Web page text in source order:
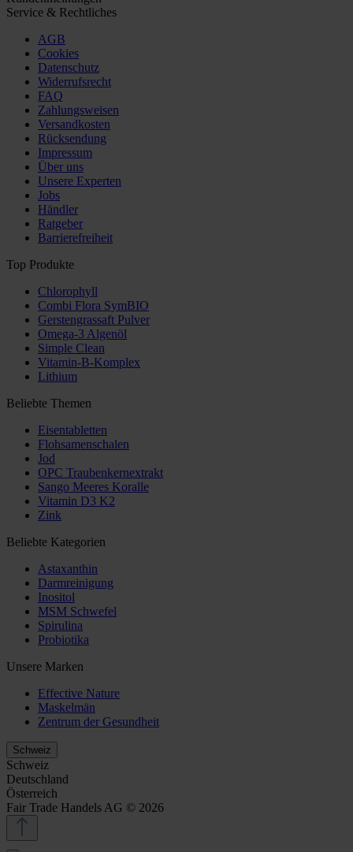
Service & Rechtliches
AGB
Cookies
Datenschutz
Widerrufsrecht
FAQ
Zahlungsweisen
Versandkosten
Rücksendung
Impressum
Über uns
Unsere Experten
Jobs
Händler
Ratgeber
Barrierefreiheit
Top Produkte
Chlorophyll
Combi Flora SymBIO
Gerstengrassaft Pulver
Omega-3 Algenöl
Simple Clean
Vitamin-B-Komplex
Lithium
Beliebte Themen
Eisentabletten
Flohsamenschalen
Jod
OPC Traubenkernextrakt
Sango Meeres Koralle
Vitamin D3 K2
Zink
Beliebte Kategorien
Astaxanthin
Darmreinigung
Inositol
MSM Schwefel
Spirulina
Probiotika
Unsere Marken
Effective Nature
Maskelmän
Zentrum der Gesundheit
Schweiz
Schweiz
Deutschland
Österreich
Fair Trade Handels AG © 2026